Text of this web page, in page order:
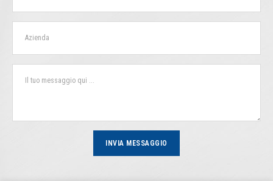
INVIA MESSAGGIO